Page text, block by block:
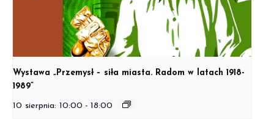
Wystawa „Przemysł – siła miasta. Radom w latach 1918-
1989”
10 sierpnia: 10:00 - 18:00